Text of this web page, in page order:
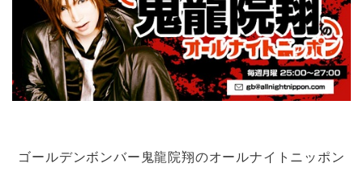
ゴールデンボンバー鬼龍院翔のオールナイトニッポン